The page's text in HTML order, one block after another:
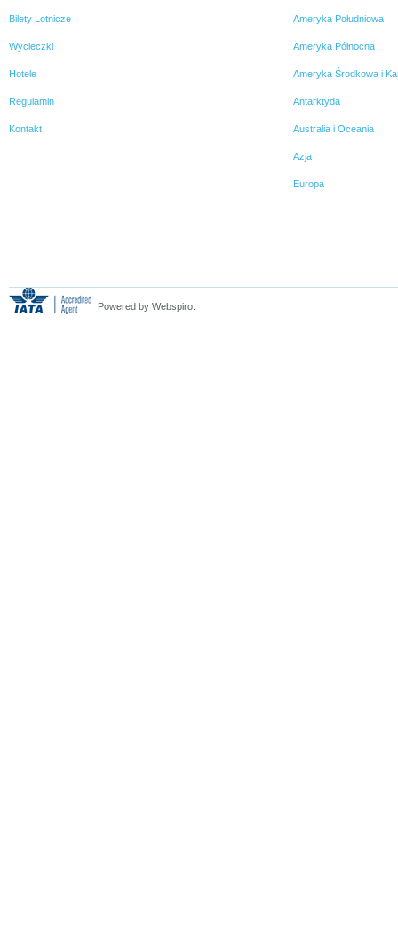
Bilety Lotnicze
Wycieczki
Hotele
Regulamin
Kontakt
Ameryka Południowa
Ameryka Północna
Ameryka Środkowa i
Antarktyda
Australia i Oceania
Azja
Europa
Powered by Webspiro.